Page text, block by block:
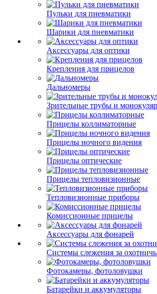
Пульки для пневматики
Шарики для пневматики
Аксессуары для оптики
Крепления для прицелов
Дальномеры
Зрительные трубы и
Прицелы коллиматорные
Прицелы ночного видения
Прицелы оптические
Прицелы тепловизионные
Тепловизионные приборы
Комиссионные прицелы
Аксессуары для фонарей
Системы слежения за
Фотокамеры, фотоловушки
Батарейки и аккумуляторы